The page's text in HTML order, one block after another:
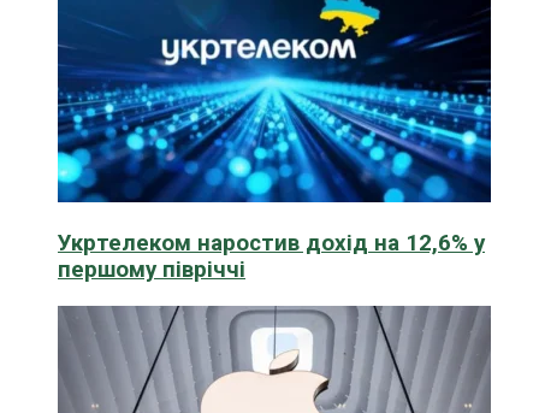
Укртелеком наростив дохід на 12,6% у
першому півріччі